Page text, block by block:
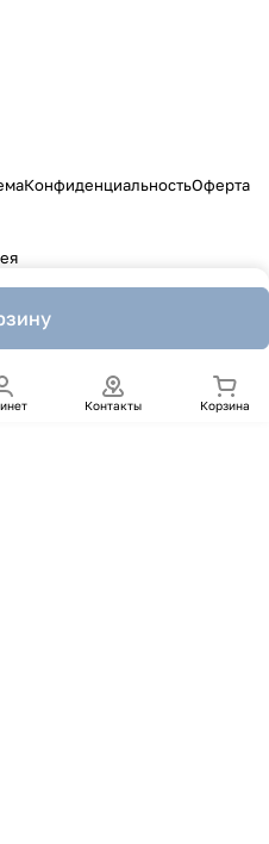
Контакты Корзина
КонфиденциальностьОферта